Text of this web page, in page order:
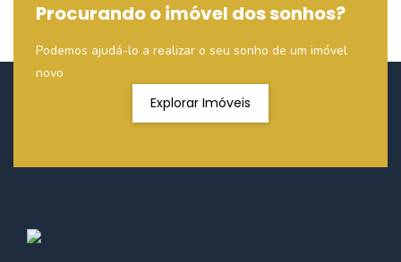
Procurando o imóvel dos sonhos?
Podemos ajudá-lo a realizar o seu sonho de um imóvel
novo
Explorar Imóveis